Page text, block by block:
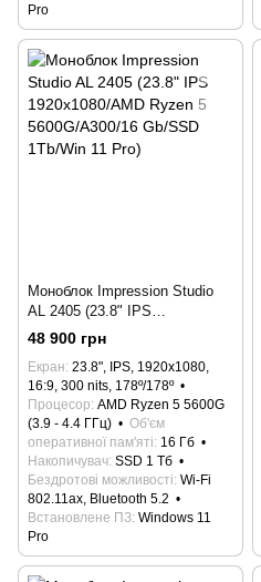
Pro
Моноблок Impression Studio
AL 2405 (23.8" IPS
1920x1080/AMD Ryzen 5
5600G/A300/16 Gb/SSD
1Tb/Win 11 Pro)
48 900 грн
Екран 23.8", IPS, 1920x1080,
16:9, 300 nits, 178º/178º
Процесор AMD Ryzen 5 5600G
(3.9 - 4.4 ГГц)
Об'єм
оперативної пам'яті 16 Гб
Накопичувач SSD 1 Тб
Бездротові можливості Wi-Fi
802.11ax, Bluetooth 5.2
Встановлене ПЗ Windows 11
Pro